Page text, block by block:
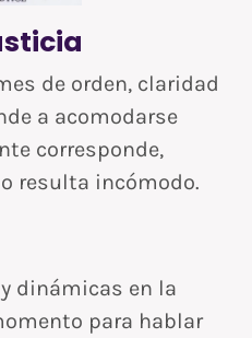
de orden, claridad
a acomodarse
corresponde,
resulta incómodo.
dinámicas en la
para hablar